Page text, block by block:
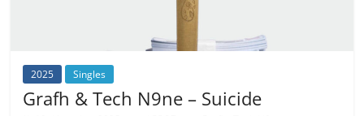
2025 Singles
Grafh & Tech N9ne – Suicide